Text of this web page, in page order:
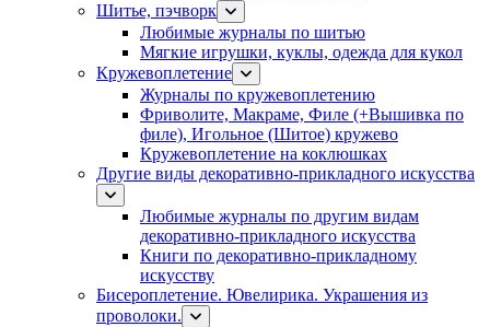
Шитье, пэчворк
Любимые журналы по шитью
Мягкие игрушки, куклы, одежда для кукол
Кружевоплетение
Журналы по кружевоплетению
Фриволите, Макраме, Филе (+Вышивка по
филе), Игольное (Шитое) кружево
Кружевоплетение на коклюшках
Другие виды декоративно-прикладного искусства
Любимые журналы по другим видам
декоративно-прикладного искусства
Книги по декоративно-прикладному
искусству
Бисероплетение. Ювелирика. Украшения из
проволоки.